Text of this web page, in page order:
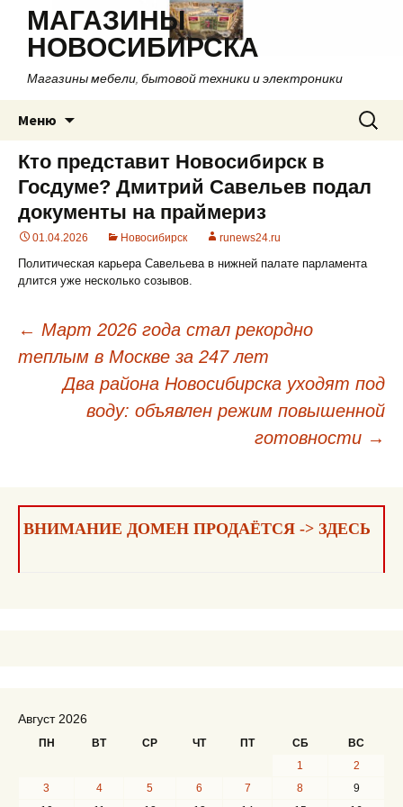
МАГАЗИНЫ
НОВОСИБИРСКА
Магазины мебели, бытовой техники и электроники
Меню
содержимому
Найти:
Кто представит Новосибирск в
Госдуме? Дмитрий Савельев подал
документы на праймериз
01.04.2026 Новосибирск runews24.ru
Политическая карьера Савельева в нижней палате парламента
длится уже несколько созывов.
Навигация
записям
← Март 2026 года стал рекордно
теплым в Москве за 247 лет
Два района Новосибирска уходят под
воду: объявлен режим повышенной
готовности →
ВНИМАНИЕ ДОМЕН ПРОДАЁТСЯ -> ЗДЕСЬ
Август 2026
ПН ВТ СР ЧТ ПТ СБ
ВС
1
2
3
4 5 6 7 8
9